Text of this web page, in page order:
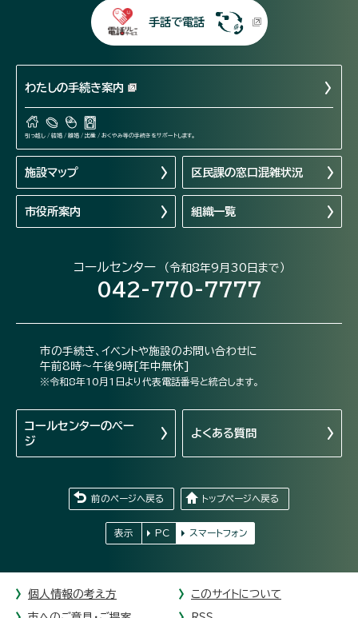
手話で電話
わたしの手続き案内
引っ越し / 結婚 / 離婚 / 出産 / おくやみ等の手続きをサポートします。
施設マップ 区民課の窓口混雑状況
市役所案内 組織一覧
コールセンター （令和8年9月30日まで）
042-770-7777
市の手続き、イベントや施設のお問い合わせに
午前8時～午後9時[年中無休]
※令和8年10月1日より代表電話番号と統合します。
コールセンターのペー
ジ
よくある質問
前のページへ戻る トップページへ戻る
表示 PC スマートフォン
個人情報の考え方 このサイトについて